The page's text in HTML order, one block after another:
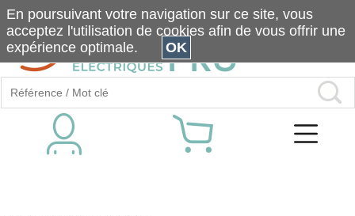
En poursuivant votre navigation sur ce site, vous
acceptez l'utilisation de cookies afin de vous offrir une
expérience optimale.
OK